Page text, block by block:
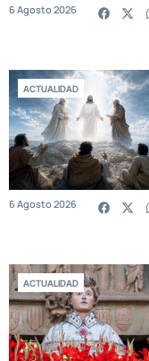
6 Agosto 2026
ACTUALIDAD
6 Agosto 2026
ACTUALIDAD